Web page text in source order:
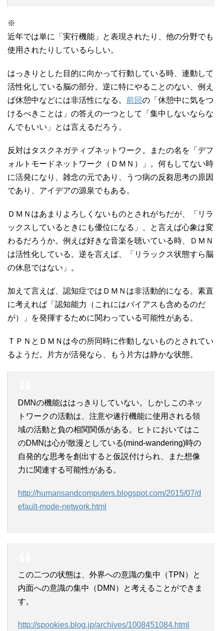
※
近年では単に「実行機能」と表現されたり、他の分野でも
使用されたりしているらしい。
はっきりとした目的に向かって行動している時、連動して
活性化している脳の部分。逆に特にやることのない、例え
ば休憩中などには非活性になる。 前回の「休憩中に気をつ
けるべきことは」の答えの一つとして「集中しないならな
んでもいい」とは言えるだろう。
反対はタスクネガティブネットワーク。またの名を「デフ
ォルトモードネットワーク（ＤＭＮ）」。何もしてない時
に活発になり、雑念の元であり、うつ病の反芻思考の原因
であり、アイデアの源泉でもある。
ＤＭＮはあまりよろしくないものとされがちだが、「リラ
ックスしているときにも優位になる」、と言えば心象は変
わるだろうか。例えば好きな音楽を聴いている時、ＤＭＮ
は活性化している。逆を言えば、「リラックス状態すら脳
の休息ではない」。
加えて言えば、認知症ではＤＭＮは非活動的になる。素直
に考えれば「認知能力（これにはバイアスも含めるのだ
が）」を発揮するために関わっている可能性がある。
ＴＰＮとＤＭＮは今の所同時に作動しないものとされてい
るようだ。片方が活発なら、もう片方は静かな状態。
DMNの機能ははっきりしていない。しかしこのネッ
トワークの活動は、注意や遂行機能に使用される領
域の活動と負の相関関係がある。ヒトにおいてはこ
のDMNは心が散漫としている(mind-wandering)時の
自発的な思考を創出すると仮説付けられ、また想像
力に関連する可能性がある。
http://humansandcomputers.blogspot.com/2015/07/d
efault-mode-network.html
この二つの状態は、外界への意識の集中（TPN）と
内面への意識の集中（DMN）と考えることができま
す。
http://spookies.blog.jp/archives/1008451084.html